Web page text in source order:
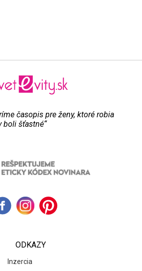
časopis pre ženy, ktoré robia
boli šťastné“
ODKAZY
Inzercia